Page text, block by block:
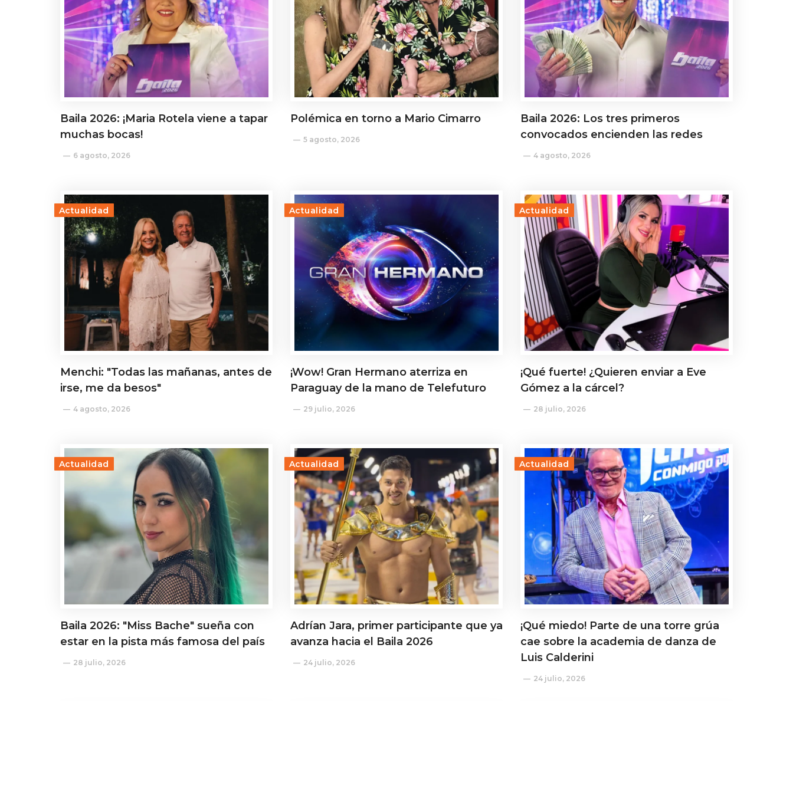
Baila 2026: ¡Maria Rotela viene a tapar
muchas bocas!
6 agosto, 2026
Polémica en torno a Mario Cimarro
5 agosto, 2026
Baila 2026: Los tres primeros
convocados encienden las redes
4 agosto, 2026
Actualidad
Menchi: "Todas las mañanas, antes de
irse, me da besos"
4 agosto, 2026
Actualidad
¡Wow! Gran Hermano aterriza en
Paraguay de la mano de Telefuturo
29 julio, 2026
Actualidad
¡Qué fuerte! ¿Quieren enviar a Eve
Gómez a la cárcel?
28 julio, 2026
Actualidad
Baila 2026: "Miss Bache" sueña con
estar en la pista más famosa del país
28 julio, 2026
Actualidad
Adrían Jara, primer participante que ya
avanza hacia el Baila 2026
24 julio, 2026
Actualidad
¡Qué miedo! Parte de una torre grúa
cae sobre la academia de danza de
Luis Calderini
24 julio, 2026